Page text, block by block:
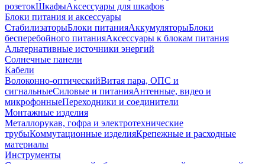
розетокШкафыАксессуары для шкафов
Блоки питания и аксессуары
СтабилизаторыБлоки питанияАккумуляторыБлоки
бесперебойного питанияАксессуары к блокам питания
Альтернативные источники энергий
Солнечные панели
Кабели
Волоконно-оптическийВитая пара, ОПС и
сигнальныеСиловые и питанияАнтенные, видео и
микрофонныеПереходники и соединители
Монтажные изделия
Металлорукав, гофра и электротехнические
трубыКоммутационные изделияКрепежные и расходные
материалы
Инструменты